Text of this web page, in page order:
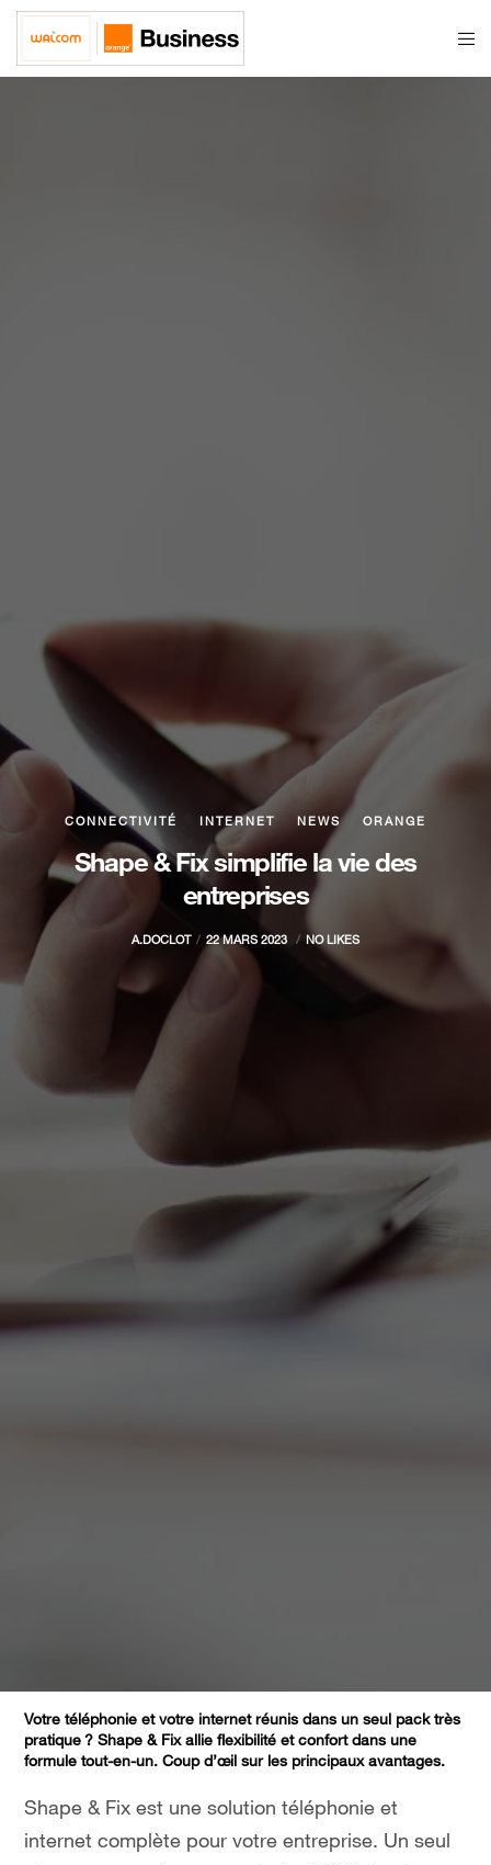
CONNECTIVITÉ INTERNET NEWS ORANGE
Shape & Fix simplifie la vie des
entreprises
A.DOCLOT 22 MARS 2023 NO LIKES
Votre téléphonie et votre internet réunis dans un seul pack très
pratique ? Shape & Fix allie flexibilité et confort dans une
formule tout-en-un. Coup d’œil sur les principaux avantages.
Shape & Fix est une solution téléphonie et
internet complète pour votre entreprise. Un seul